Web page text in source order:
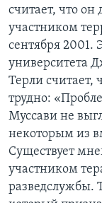
считает, что
участником
сентября 2001.
университета
Терли считает,
трудно:
Муссави не
некоторым из
Существует
участником
разведслужбы.